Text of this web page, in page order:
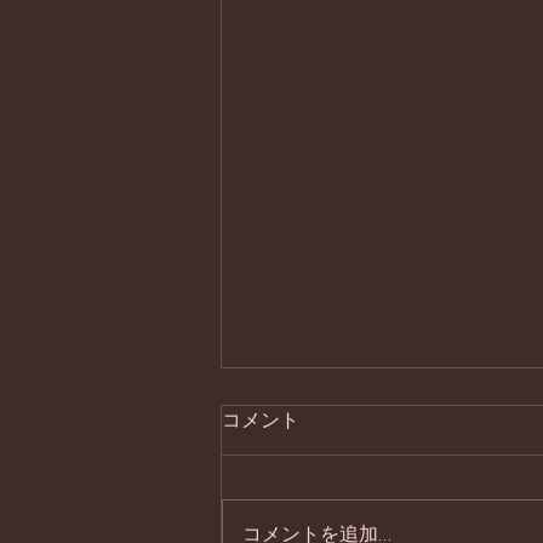
処暑の器
コメント
コメントを追加…